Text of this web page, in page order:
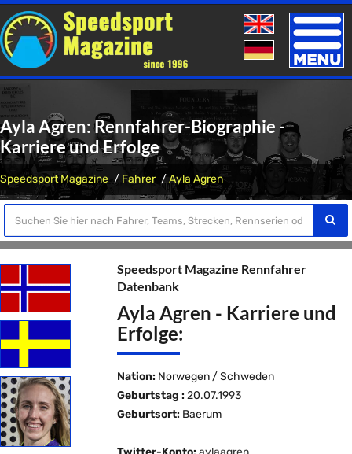
Toggle
Ayla Agren: Rennfahrer-Biographie -
Karriere und Erfolge
Speedsport Magazine Fahrer Ayla Agren
Speedsport Magazine Rennfahrer
Datenbank
Ayla Agren - Karriere und
Erfolge:
Nation: Norwegen / Schweden
Geburtstag : 20.07.1993
Geburtsort: Baerum